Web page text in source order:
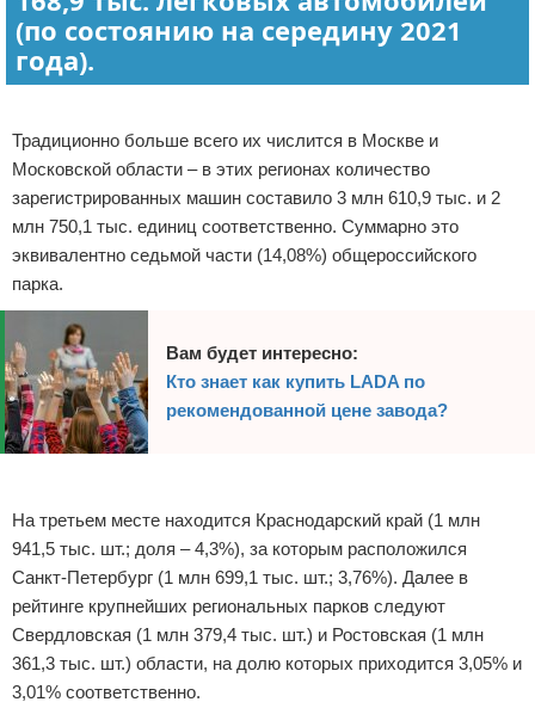
(по состоянию на середину 2021
года).
Традиционно больше всего их числится в Москве и
Московской области – в этих регионах количество
зарегистрированных машин составило 3 млн 610,9 тыс. и 2
млн 750,1 тыс. единиц соответственно. Суммарно это
эквивалентно седьмой части (14,08%) общероссийского
парка.
Вам будет интересно:
Кто знает как купить LADA по
рекомендованной цене завода?
На третьем месте находится Краснодарский край (1 млн
941,5 тыс. шт.; доля – 4,3%), за которым расположился
Санкт-Петербург (1 млн 699,1 тыс. шт.; 3,76%). Далее в
рейтинге крупнейших региональных парков следуют
Свердловская (1 млн 379,4 тыс. шт.) и Ростовская (1 млн
361,3 тыс. шт.) области, на долю которых приходится 3,05% и
3,01% соответственно.